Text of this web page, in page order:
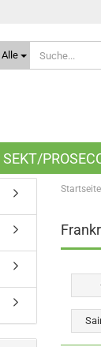
Alle
SEKT/
Startseite